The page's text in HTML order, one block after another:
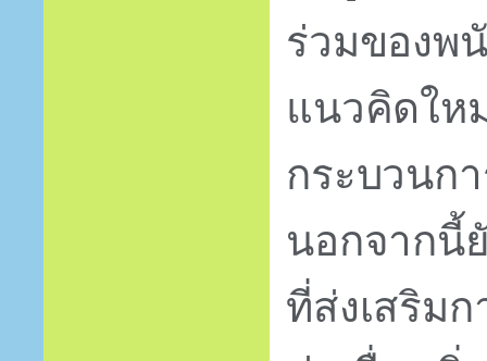
ร่วมของพ
แนวคิดให
กระบวนก
นอกจากนี้
ที่ส่งเสริม